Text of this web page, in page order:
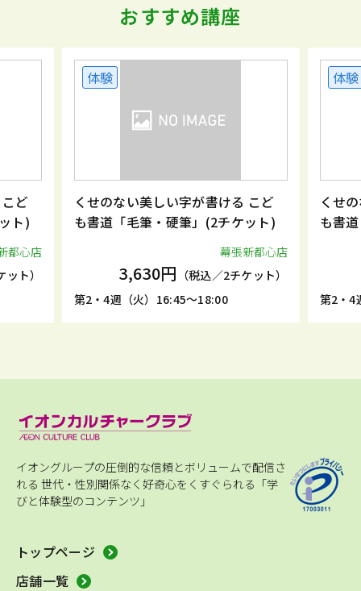
おすすめ講座
ど
ト)
都心店
ト）
体験
くせのない美しい字が書ける こど
も書道「毛筆・硬筆」(2チケット)
幕張新都心店
3,630円 （税込／2チケット）
第2・4週（火）16:45～18:00
体験
くせ
も書
第2・4
イオングループの圧倒的な信頼とボリュームで配信さ
れる 世代・性別関係なく好奇心をくすぐられる「学
びと体験型のコンテンツ」
トップページ
店舗一覧